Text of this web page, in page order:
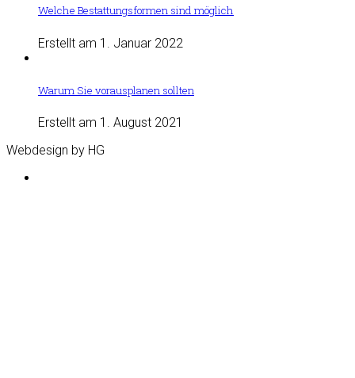
Welche Bestattungsformen sind möglich
Erstellt am 1. Januar 2022
Warum Sie vorausplanen sollten
Erstellt am 1. August 2021
Webdesign by HG